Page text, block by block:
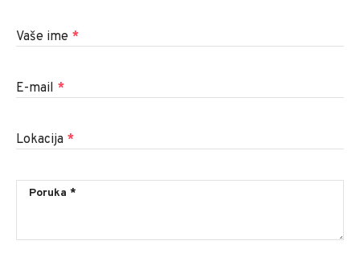
Vaše ime *
E-mail *
Lokacija *